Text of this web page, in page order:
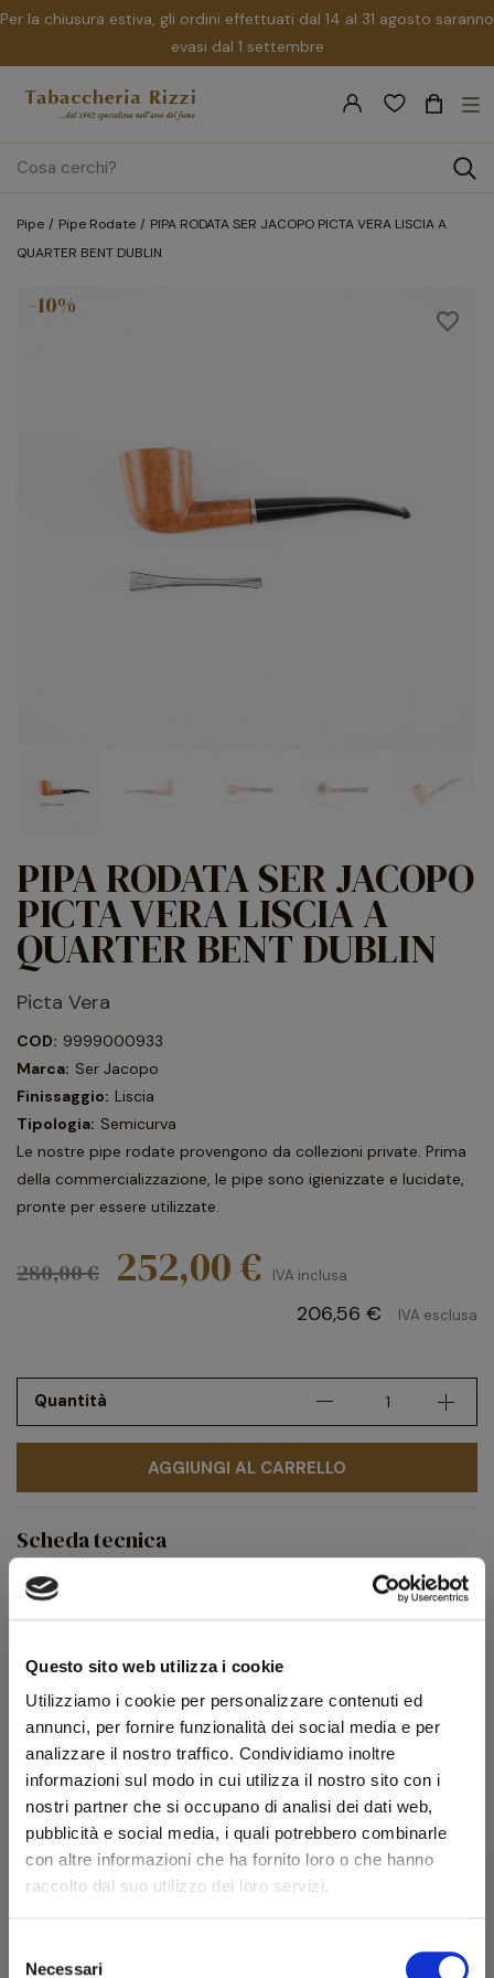
Questo sito web utilizza i cookie
Utilizziamo i cookie per personalizzare contenuti ed
annunci, per fornire funzionalità dei social media e per
analizzare il nostro traffico. Condividiamo inoltre
informazioni sul modo in cui utilizza il nostro sito con i
nostri partner che si occupano di analisi dei dati web,
pubblicità e social media, i quali potrebbero combinarle
con altre informazioni che ha fornito loro o che hanno
raccolto dal suo utilizzo dei loro servizi.
delNecessari
Per la chiusura estiva, gli ordini effettuati dal 14 al 31 agosto saranno
evasi dal 1 settembre
search
☰
Pipe Pipe Rodate
PIPA RODATA SER JACOPO PICTA VERA LISCIA A
QUARTER BENT DUBLIN
favorite_border
-10%
PIPA RODATA SER JACOPO
PICTA VERA LISCIA A
QUARTER BENT DUBLIN
Picta Vera
COD: 9999000933
Marca: Ser Jacopo
Finissaggio: Liscia
Tipologia: Semicurva
Le nostre pipe rodate provengono da collezioni private. Prima
della commercializzazione, le pipe sono igienizzate e lucidate,
pronte per essere utilizzate.
280,00 € 252,00 € IVA inclusa
206,56 € IVA esclusa
Quantità
AGGIUNGI AL CARRELLO
Scheda tecnica
Modello
Forma
A Quarter Bent Dublin
Tipologia
Semicurva
Finissaggio
Liscia
Colore
Naturale
Bocchino
Metacrilato
Foro bocchino (mm)
3
Filtro
No
Peso (g)
38